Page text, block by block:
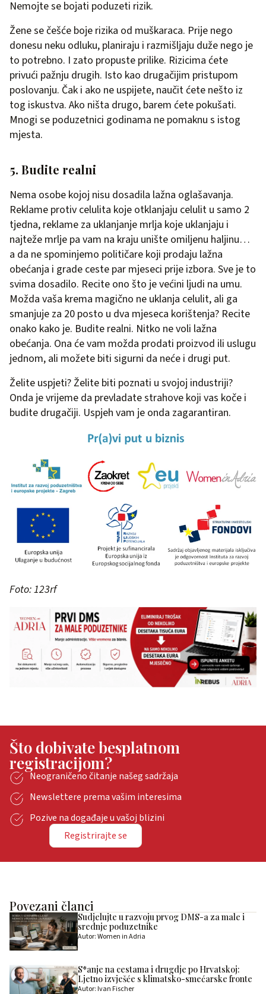
Nemojte se bojati poduzeti rizik.
Žene se češće boje rizika od muškaraca. Prije nego
donesu neku odluku, planiraju i razmišljaju duže nego je
to potrebno. I zato propuste prilike. Rizicima ćete
privući pažnju drugih. Isto kao drugačijim pristupom
poslovanju. Čak i ako ne uspijete, naučit ćete nešto iz
tog iskustva. Ako ništa drugo, barem ćete pokušati.
Mnogi se poduzetnici godinama ne pomaknu s istog
mjesta.
5. Budite realni
Nema osobe kojoj nisu dosadila lažna oglašavanja.
Reklame protiv celulita koje otklanjaju celulit u samo 2
tjedna, reklame za uklanjanje mrlja koje uklanjaju i
najteže mrlje pa vam na kraju unište omiljenu haljinu…
a da ne spominjemo političare koji prodaju lažna
obećanja i grade ceste par mjeseci prije izbora. Sve je to
svima dosadilo. Recite ono što je većini ljudi na umu.
Možda vaša krema magično ne uklanja celulit, ali ga
smanjuje za 20 posto u dva mjeseca korištenja? Recite
onako kako je. Budite realni. Nitko ne voli lažna
obećanja. Ona će vam možda prodati proizvod ili uslugu
jednom, ali možete biti sigurni da neće i drugi put.
Želite uspjeti? Želite biti poznati u svojoj industriji?
Onda je vrijeme da prevladate strahove koji vas koče i
budite drugačiji. Uspjeh vam je onda zagarantiran.
Foto: 123rf
Što dobivate besplatnom
registracijom?
Neograničeno čitanje našeg sadržaja
Newslettere prema vašim interesima
Pozive na događaje u vašoj blizini
Registrirajte se
Povezani članci
Sudjelujte u razvoju prvog DMS-a za male i
srednje poduzetnike
Autor: Women in Adria
S*anje na cestama i drugdje po Hrvatskoj:
Ljetno izvješće s klimatsko-smećarske fronte
Autor: Ivan Fischer